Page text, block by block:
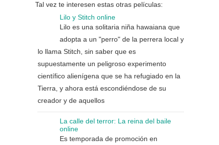
Tal vez te interesen estas otras películas:
Lilo y Stitch online
Lilo es una solitaria niña hawaiana que
adopta a un "perro" de la perrera local y
lo llama Stitch, sin saber que es
supuestamente un peligroso experimento
científico alienígena que se ha refugiado en la
Tierra, y ahora está escondiéndose de su
creador y de aquellos
La calle del terror: La reina del baile
online
Es temporada de promoción en